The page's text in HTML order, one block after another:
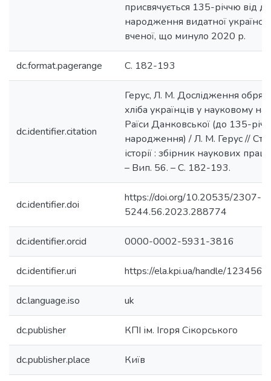
присвячується 135-річчю від
народження видатної
вченої, що минуло 2020 р.
dc.format.pagerange С. 182-193
dc.identifier.citation
Герус, Л. М. Дослідження
хліба українців у науковому
Раїси Данковської (до 135-
народження) / Л. М. Герус //
історії : збірник наукових
– Вип. 56. – С. 182-193.
dc.identifier.doi
https://doi.org/10.20535/2307-
5244.56.2023.288774
dc.identifier.orcid 0000-0002-5931-3816
dc.identifier.uri https://ela.kpi.ua/handle/
dc.language.iso uk
dc.publisher КПІ ім. Ігоря Сікорського
dc.publisher.place Київ